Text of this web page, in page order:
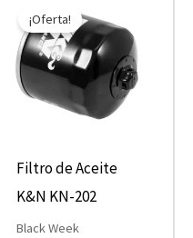
¡Oferta!
Filtro de Aceite
K&N KN-202
Black Week
precio
original
era:
$10.890.
actual
es:
$5.445.